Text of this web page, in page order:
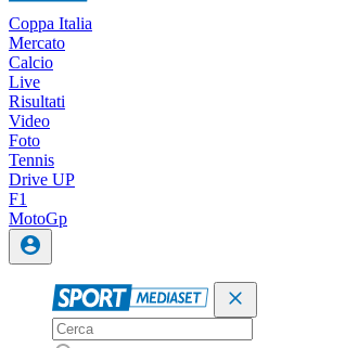
Coppa Italia
Mercato
Calcio
Live
Risultati
Video
Foto
Tennis
Drive UP
F1
MotoGp